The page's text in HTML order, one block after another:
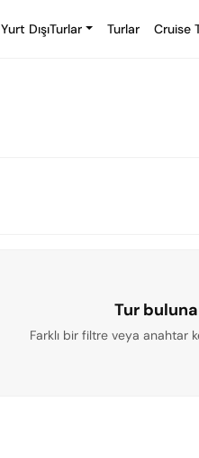
Yurt DışıTurlar Turlar Cruise
Tur
Farklı bir filtre veya anahtar